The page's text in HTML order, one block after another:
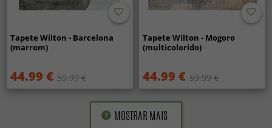
Tapete Wilton - Barcelona
(marrom)
44.99 € 59.99 €
Tapete Wilton - Mogoro
(multicolorido)
44.99 € 59.99 €
MOSTRAR MAIS